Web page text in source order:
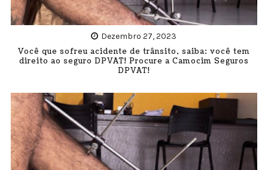
Dezembro 27, 2023
Você que sofreu acidente de trânsito, saiba: você tem
direito ao seguro DPVAT! Procure a Camocim Seguros
DPVAT!